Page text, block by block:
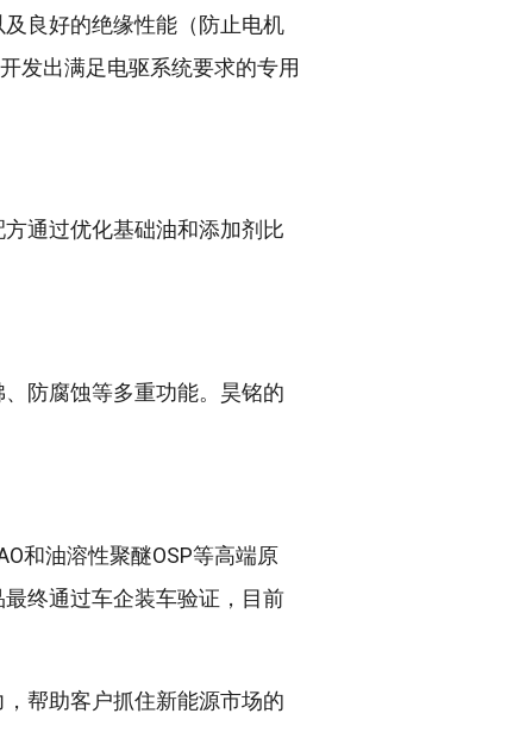
良好的绝缘性能（防止电机
发出满足电驱系统要求的专用
通过优化基础油和添加剂比
防腐蚀等多重功能。昊铭的
和油溶性聚醚OSP等高端原
终通过车企装车验证，目前
帮助客户抓住新能源市场的